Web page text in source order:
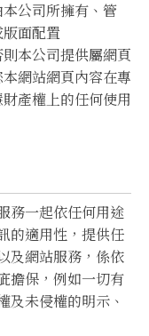
公司所擁有、管
面配置
本公司提供屬網頁
網站網頁內容在專
產權上的任何使用
務一起依任何用途
的適用性，提供任
及網站服務，係依
擔保，例如一切有
及未侵權的明示、